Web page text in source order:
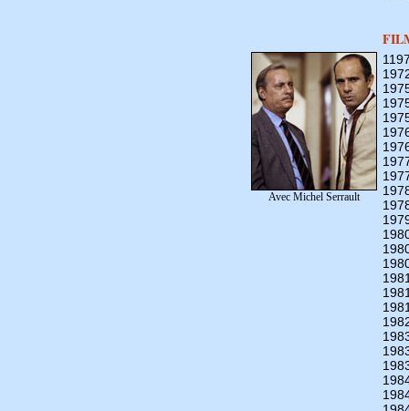
Avec Michel Serrault